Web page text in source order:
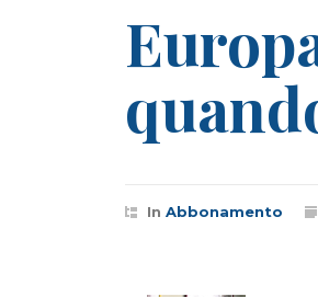
In Abbonamento